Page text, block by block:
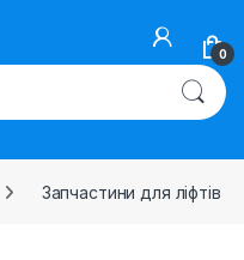
0
Запчастини для ліфтів